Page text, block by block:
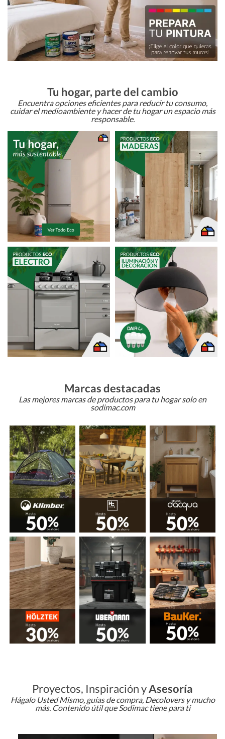
Tu hogar, parte del cambio
Encuentra opciones eficientes para reducir tu consumo,
cuidar el medioambiente y hacer de tu hogar un espacio más
responsable.
Marcas destacadas
Las mejores marcas de productos para tu hogar solo en
sodimac.com
Proyectos, Inspiración yAsesoría
Hágalo Usted Mismo, guías de compra, Decolovers y mucho
más. Contenido útil que Sodimac tiene para ti